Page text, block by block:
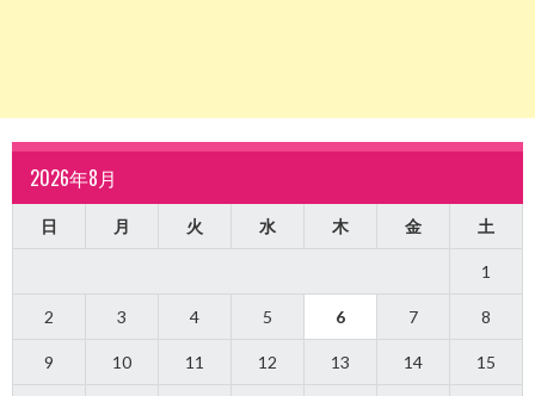
2026年8月
日 月 火 水 木 金 土
1
2 3 4 5 6 7 8
9 10 11 12 13 14 15